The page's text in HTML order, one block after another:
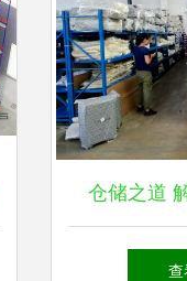
仓储之道
流“一面积
查